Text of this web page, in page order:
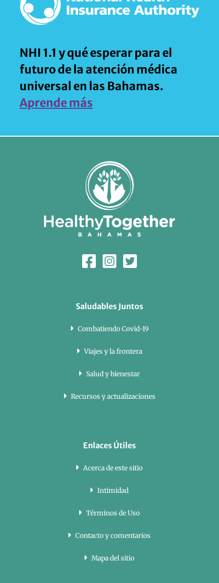
NHI 1.1 y qué esperar para el
futuro de la atención médica
universal en las Bahamas.
Aprende más
Saludables Juntos
Combatiendo Covid-19
Viajes y la frontera
Salud y bienestar
Recursos y actualizaciones
Enlaces Útiles
Acerca de este sitio
Intimidad
Términos de Uso
Contacto y comentarios
Mapa del sitio